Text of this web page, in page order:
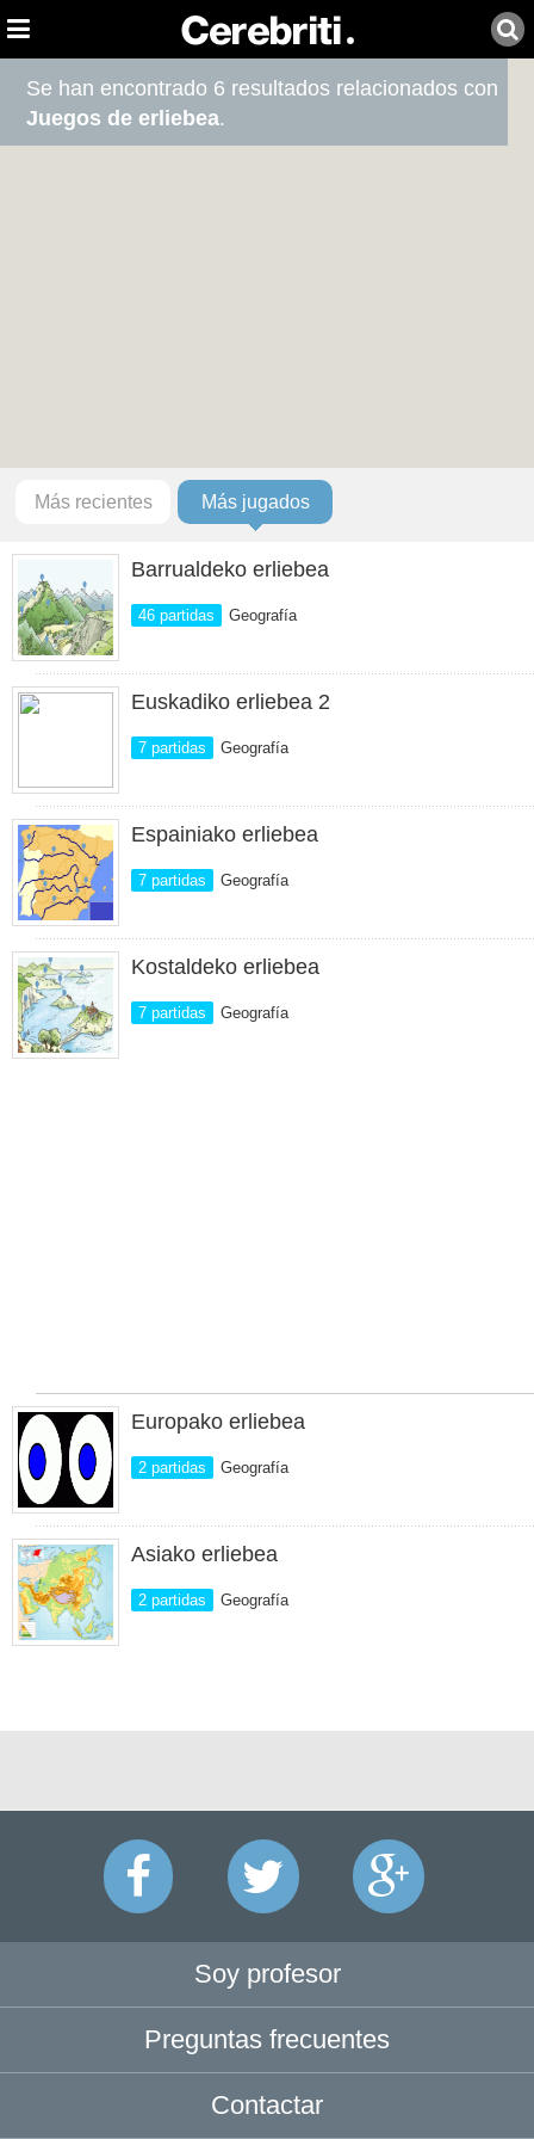
Se han encontrado 6 resultados relacionados con
Juegos de erliebea.
Más recientes Más jugados
Barrualdeko erliebea
46 partidas Geografía
Euskadiko erliebea 2
7 partidas Geografía
Espainiako erliebea
7 partidas Geografía
Kostaldeko erliebea
7 partidas Geografía
Europako erliebea
2 partidas Geografía
Asiako erliebea
2 partidas Geografía
Soy profesor
Preguntas frecuentes
Contactar